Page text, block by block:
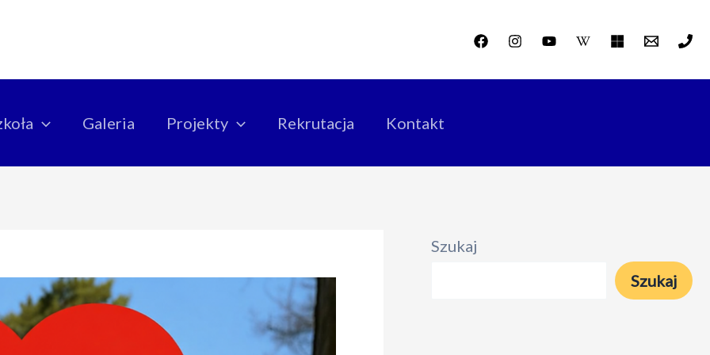
Galeria Projekty Rekrutacja Kontakt
Szukaj
Szukaj